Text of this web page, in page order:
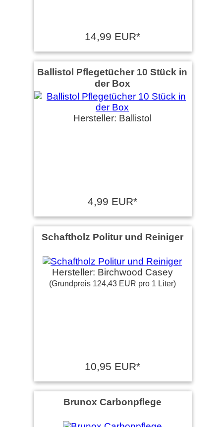
14,99 EUR*
Ballistol Pflegetücher 10 Stück in
der Box
Hersteller: Ballistol
4,99 EUR*
Schaftholz Politur und Reiniger
Hersteller: Birchwood Casey
(Grundpreis 124,43 EUR pro 1 Liter)
10,95 EUR*
Brunox Carbonpflege